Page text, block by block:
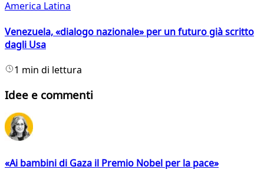
America Latina
Venezuela, «dialogo nazionale» per un futuro già scritto
dagli Usa
1 min di lettura
Idee e commenti
«Ai bambini di Gaza il Premio Nobel per la pace»